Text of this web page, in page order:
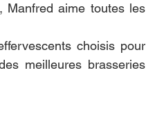
Manfred aime toutes les
choisis pour
meilleures brasseries